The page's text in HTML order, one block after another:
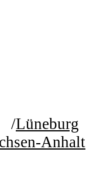
Lüneburg
Anhalt